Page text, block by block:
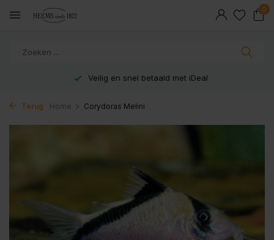
0
Veilig en snel betaald met iDeal
Terug Home Corydoras Melini